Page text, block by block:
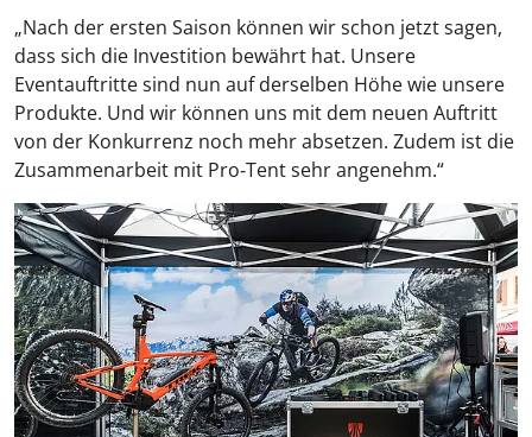
„Nach der ersten Saison können wir schon jetzt sagen,
dass sich die Investition bewährt hat. Unsere
Eventauftritte sind nun auf derselben Höhe wie unsere
Produkte. Und wir können uns mit dem neuen Auftritt
von der Konkurrenz noch mehr absetzen. Zudem ist die
Zusammenarbeit mit Pro‑Tent sehr angenehm.“